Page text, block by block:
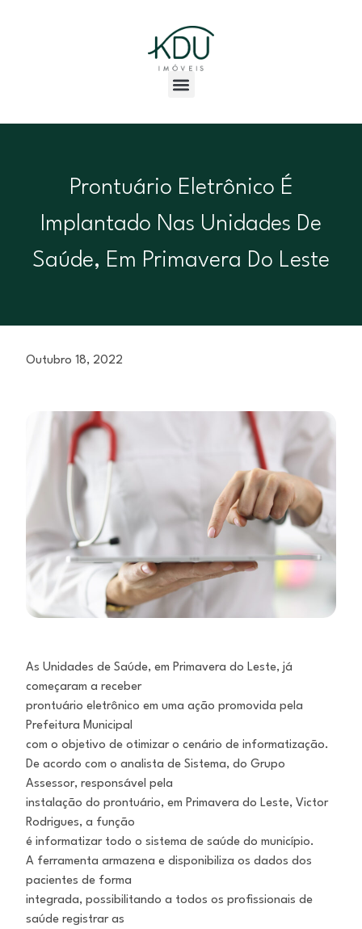
Prontuário Eletrônico É
Implantado Nas Unidades De
Saúde, Em Primavera Do Leste
Outubro 18, 2022
As Unidades de Saúde, em Primavera do Leste, já
começaram a receber
prontuário eletrônico em uma ação promovida pela
Prefeitura Municipal
com o objetivo de otimizar o cenário de informatização.
De acordo com o analista de Sistema, do Grupo
Assessor, responsável pela
instalação do prontuário, em Primavera do Leste, Victor
Rodrigues, a função
é informatizar todo o sistema de saúde do município.
A ferramenta armazena e disponibiliza os dados dos
pacientes de forma
integrada, possibilitando a todos os profissionais de
saúde registrar as